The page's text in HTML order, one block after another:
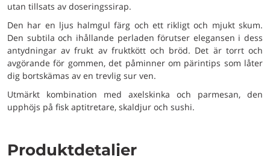
utan tillsats av doseringssirap.
Den har en ljus halmgul färg och ett rikligt och mjukt skum.
Den subtila och ihållande perladen förutser elegansen i dess
antydningar av frukt av fruktkött och bröd. Det är torrt och
avgörande för gommen, det påminner om pärintips som låter
dig bortskämas av en trevlig sur ven.
Utmärkt kombination med axelskinka och parmesan, den
upphöjs på fisk aptitretare, skaldjur och sushi.
Produktdetaljer